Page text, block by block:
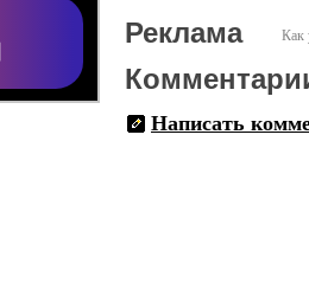
Как
Реклама
Написать